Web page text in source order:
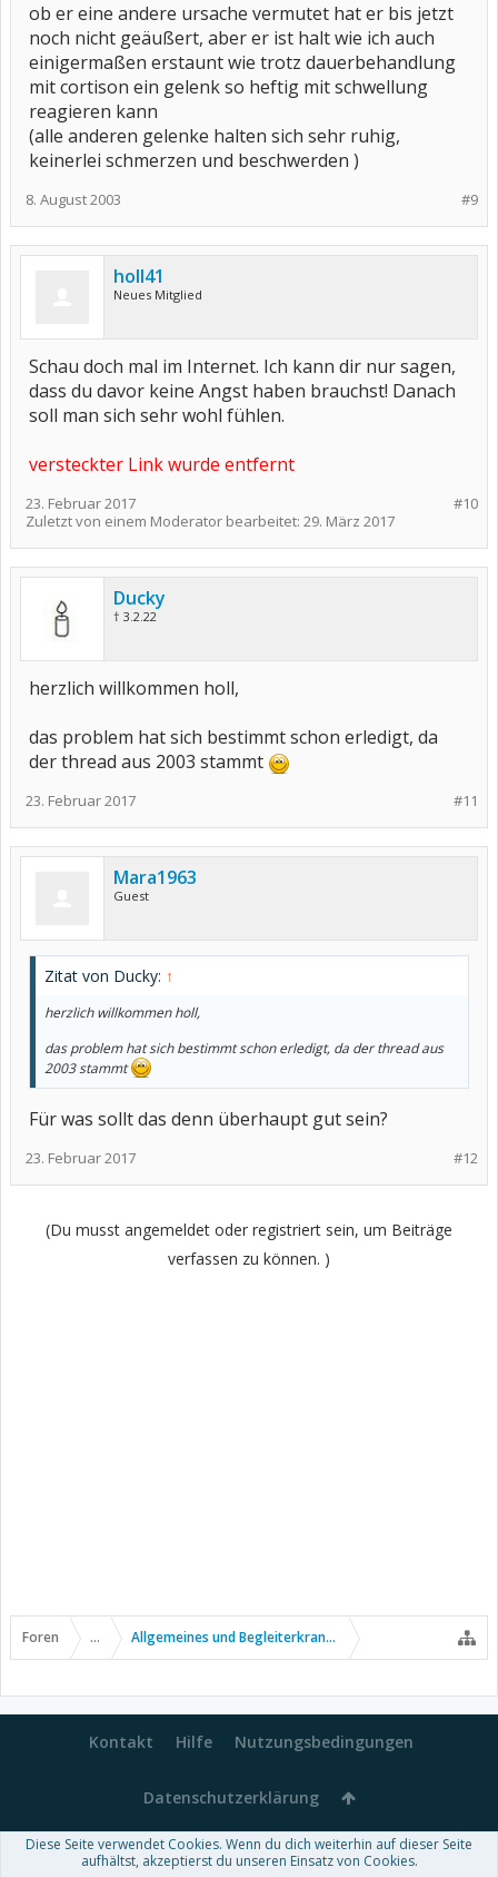
ob er eine andere ursache vermutet hat er bis jetzt
noch nicht geäußert, aber er ist halt wie ich auch
einigermaßen erstaunt wie trotz dauerbehandlung
mit cortison ein gelenk so heftig mit schwellung
reagieren kann
(alle anderen gelenke halten sich sehr ruhig,
keinerlei schmerzen und beschwerden )
#9
8. August 2003
holl41
Neues Mitglied
Schau doch mal im Internet. Ich kann dir nur sagen,
dass du davor keine Angst haben brauchst! Danach
soll man sich sehr wohl fühlen.
versteckter Link wurde entfernt
#10
23. Februar 2017
Zuletzt von einem Moderator bearbeitet: 29. März 2017
Ducky
† 3.2.22
herzlich willkommen holl,
das problem hat sich bestimmt schon erledigt, da
der thread aus 2003 stammt
#11
23. Februar 2017
Mara1963
Guest
Zitat von Ducky: ↑
herzlich willkommen holl,
das problem hat sich bestimmt schon erledigt, da der thread aus
2003 stammt
Für was sollt das denn überhaupt gut sein?
#12
23. Februar 2017
(Du musst angemeldet oder registriert sein, um Beiträge
verfassen zu können. )
Foren ... Allgemeines und Begleiterkrankungen
Kontakt Hilfe Nutzungsbedingungen
Datenschutzerklärung
Forum software by XenForo™-Deutsch von xenDach
Diese Seite verwendet Cookies. Wenn du dich weiterhin auf dieser Seite
aufhältst, akzeptierst du unseren Einsatz von Cookies.